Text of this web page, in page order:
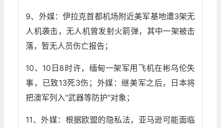
9、外媒：伊拉克首都机场附近美军基地遭3架无
人机袭击，无人机曾发射火箭弹，其中一架被击
落，暂无人员伤亡报告；
10、10日8时许，缅甸一架军用飞机在彬乌伦失
事，已致13死3伤；外媒：继美军之后，日本将
把澳军列入"武器等防护"对象；
11、外媒：根据欧盟的隐私法，亚马逊可能面临